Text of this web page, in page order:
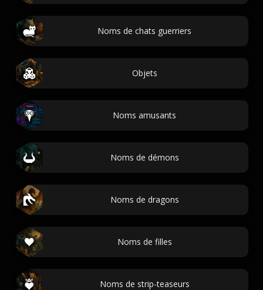
Noms de chats guerriers
Objets
Noms amusants
Noms de démons
Noms de dragons
Noms de filles
Noms de strip-teaseurs